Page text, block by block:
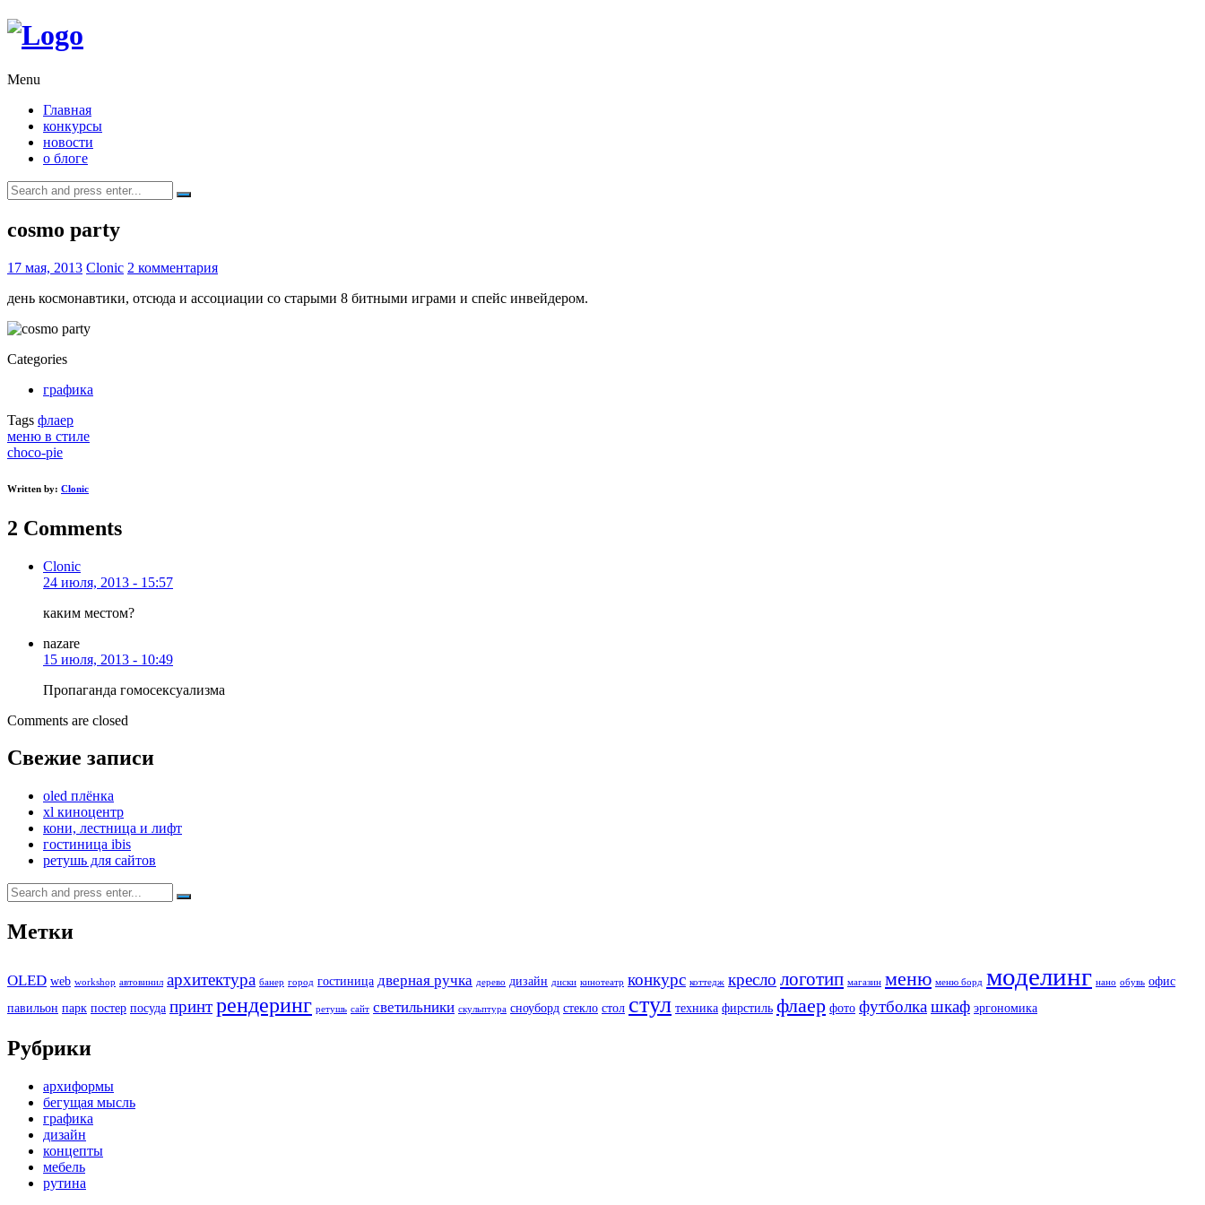
Menu
Главная
конкурсы
новости
о блоге
Search
for:
cosmo party
17 мая, 2013 Clonic 2 комментария
день космонавтики, отсюда и ассоциации со старыми 8 битными играми и спейс инвейдером.
Categories
графика
Tags флаер
Post
navigation
меню в стиле
сhoco-pie
Written by: Clonic
2 Comments
Clonic
24 июля, 2013 - 15:57
каким местом?
nazare
15 июля, 2013 - 10:49
Пропаганда гомосексуализма
Comments are closed
Свежие записи
oled плёнка
xl киноцентр
кони, лестница и лифт
гостиница ibis
ретушь для сайтов
Search
for:
Метки
OLED web workshop автовинил архитектура банер город гостиница дверная ручка дерево дизайн диски кинотеатр конкурс коттедж кресло логотип магазин меню меню борд моделинг нано обувь офис
павильон парк постер посуда принтрендеринг ретушь сайт светильники скульптура сноуборд стекло стол стул техника фирстиль флаер фото футболкашкаф эргономика
Рубрики
архиформы
бегущая мысль
графика
дизайн
концепты
мебель
рутина